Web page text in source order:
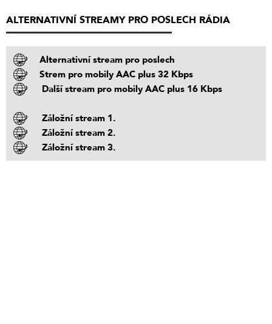
ALTERNATIVNÍ STREAMY PRO POSLECH RÁDIA
Alternativní stream pro poslech
Strem pro mobily AAC plus 32 Kbps
Další stream pro mobily AAC plus 16 Kbps
Záložní stream 1.
Záložní stream 2.
Záložní stream 3.